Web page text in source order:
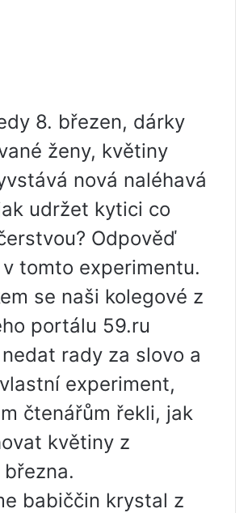
8. březen, dárky
ženy, květiny
nová naléhavá
udržet kytici co
Odpověď
tomto experimentu.
se naši kolegové z
portálu 59.ru
rady za slovo a
experiment,
čtenářům řekli, jak
květiny z
března.
babiččin krystal z